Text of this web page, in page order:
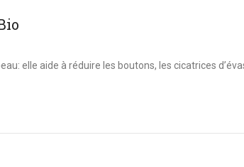
elle aide à réduire les boutons, les cicatrices